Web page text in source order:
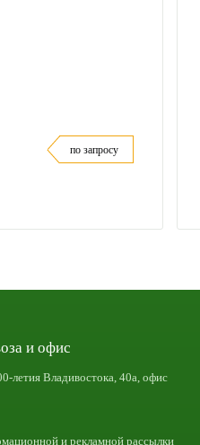
по запросу
и офис
летия Владивостока, 40а, офис
и рекламной рассылки